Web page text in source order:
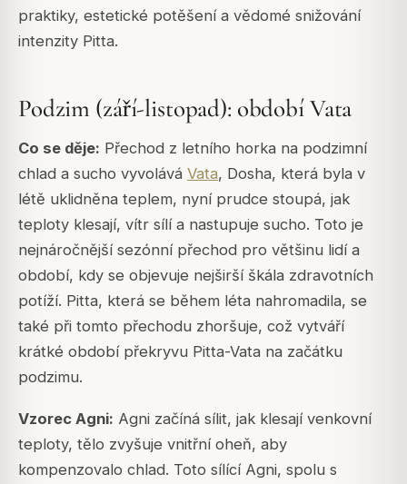
praktiky, estetické potěšení a vědomé snižování
intenzity Pitta.
Podzim (září-listopad): období Vata
Co se děje: Přechod z letního horka na podzimní
chlad a sucho vyvolává Vata, Dosha, která byla v
létě uklidněna teplem, nyní prudce stoupá, jak
teploty klesají, vítr sílí a nastupuje sucho. Toto je
nejnáročnější sezónní přechod pro většinu lidí a
období, kdy se objevuje nejširší škála zdravotních
potíží. Pitta, která se během léta nahromadila, se
také při tomto přechodu zhoršuje, což vytváří
krátké období překryvu Pitta-Vata na začátku
podzimu.
Vzorec Agni: Agni začíná sílit, jak klesají venkovní
teploty, tělo zvyšuje vnitřní oheň, aby
kompenzovalo chlad. Toto sílící Agni, spolu s